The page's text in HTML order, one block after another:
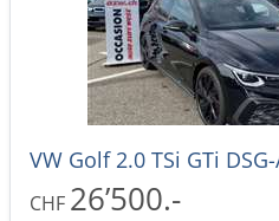
VW Golf 2.0 TSi GTi
CHF 26’500.-